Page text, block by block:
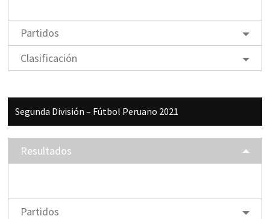
Partidos
Clasificación
Segunda División – Fútbol Peruano 2021
Resultados
Partidos